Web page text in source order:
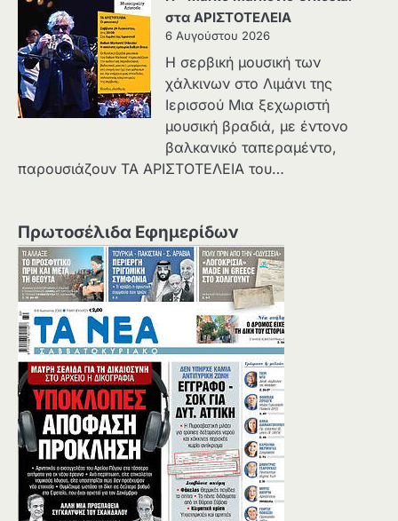
στα ΑΡΙΣΤΟΤΕΛΕΙΑ
6 Αυγούστου 2026
Η σερβική μουσική των
χάλκινων στο Λιμάνι της
Ιερισσού Μια ξεχωριστή
μουσική βραδιά, με έντονο
βαλκανικό ταπεραμέντο,
παρουσιάζουν ΤΑ ΑΡΙΣΤΟΤΕΛΕΙΑ του…
Πρωτοσέλιδα Εφημερίδων